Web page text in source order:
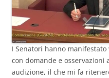
I Senatori hanno
con domande e osservazioni
audizione, il che mi fa